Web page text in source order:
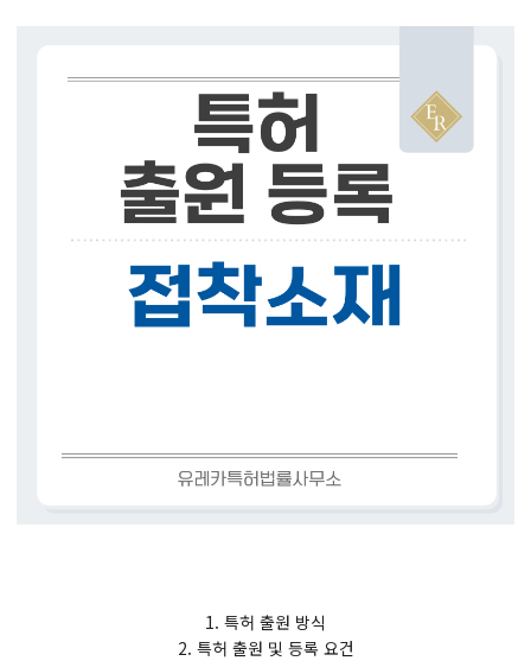
1. 특허 출원 방식
2. 특허 출원 및 등록 요건